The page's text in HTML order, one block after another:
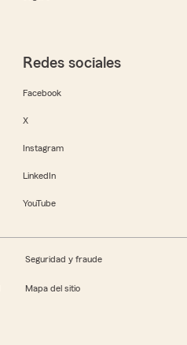
Redes sociales
Facebook
X
Instagram
LinkedIn
YouTube
Seguridad y fraude
Mapa del sitio